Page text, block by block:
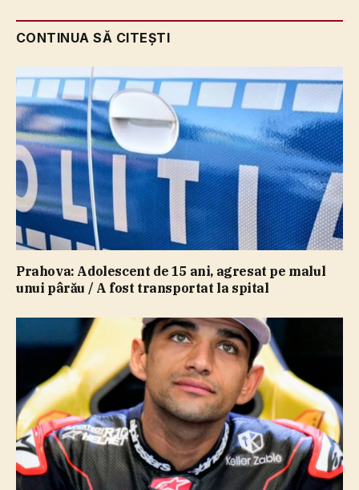
CONTINUA SĂ CITEȘTI
Prahova: Adolescent de 15 ani, agresat pe malul
unui pârău / A fost transportat la spital